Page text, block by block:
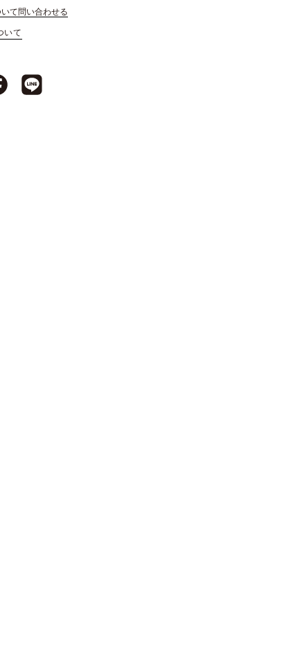
て問い合わせる
いて